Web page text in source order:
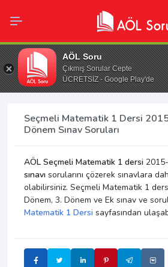
AÖL Soru
Çıkmış Sorular Cepte
ÜCRETSİZ - Google Play'de
Seçmeli Matematik 1 Dersi
Dönem Sınav Soruları
AÖL Seçmeli Matematik 1 dersi
sınavı sorularını çözerek sınavlara
olabilirsiniz. Seçmeli Matematik 1
Dönem, 3. Dönem ve Ek sınav ve
Matematik 1 Dersi sayfasından